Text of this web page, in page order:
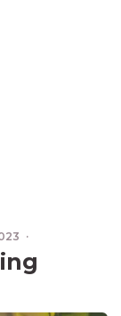
·